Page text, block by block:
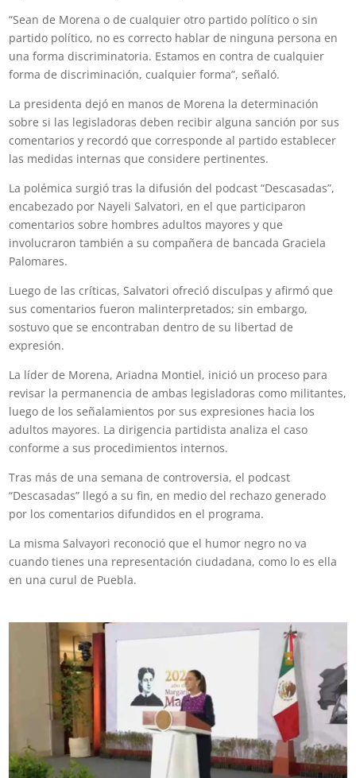
“Sean de Morena o de cualquier otro partido político o sin
partido político, no es correcto hablar de ninguna persona en
una forma discriminatoria. Estamos en contra de cualquier
forma de discriminación, cualquier forma”, señaló.
La presidenta dejó en manos de Morena la determinación
sobre si las legisladoras deben recibir alguna sanción por sus
comentarios y recordó que corresponde al partido establecer
las medidas internas que considere pertinentes.
La polémica surgió tras la difusión del podcast “Descasadas”,
encabezado por Nayeli Salvatori, en el que participaron
comentarios sobre hombres adultos mayores y que
involucraron también a su compañera de bancada Graciela
Palomares.
Luego de las críticas, Salvatori ofreció disculpas y afirmó que
sus comentarios fueron malinterpretados; sin embargo,
sostuvo que se encontraban dentro de su libertad de
expresión.
La líder de Morena, Ariadna Montiel, inició un proceso para
revisar la permanencia de ambas legisladoras como militantes,
luego de los señalamientos por sus expresiones hacia los
adultos mayores. La dirigencia partidista analiza el caso
conforme a sus procedimientos internos.
Tras más de una semana de controversia, el podcast
“Descasadas” llegó a su fin, en medio del rechazo generado
por los comentarios difundidos en el programa.
La misma Salvayori reconoció que el humor negro no va
cuando tienes una representación ciudadana, como lo es ella
en una curul de Puebla.